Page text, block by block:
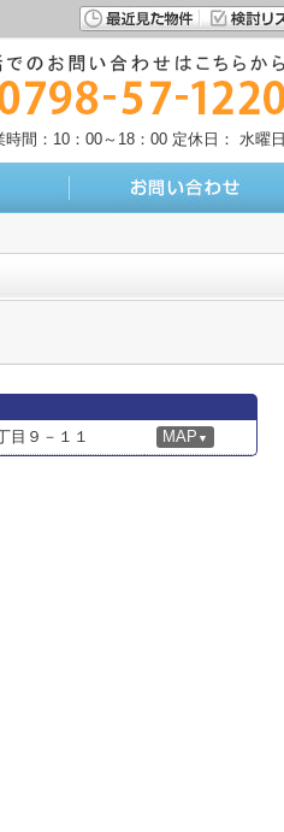
時間：10：00～18：00 定休日： 水曜日
目９－１１ MAP ▼